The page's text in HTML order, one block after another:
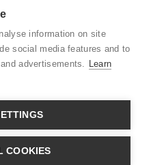
Presse
Juridisk
Ringvej 49C - 2605
information on site
social media features and to
advertisements. Learn
COOKIES